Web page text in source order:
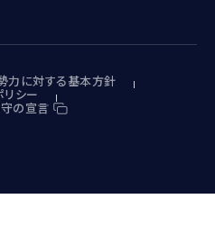
力に対する基本方針
リシー
守の宣言